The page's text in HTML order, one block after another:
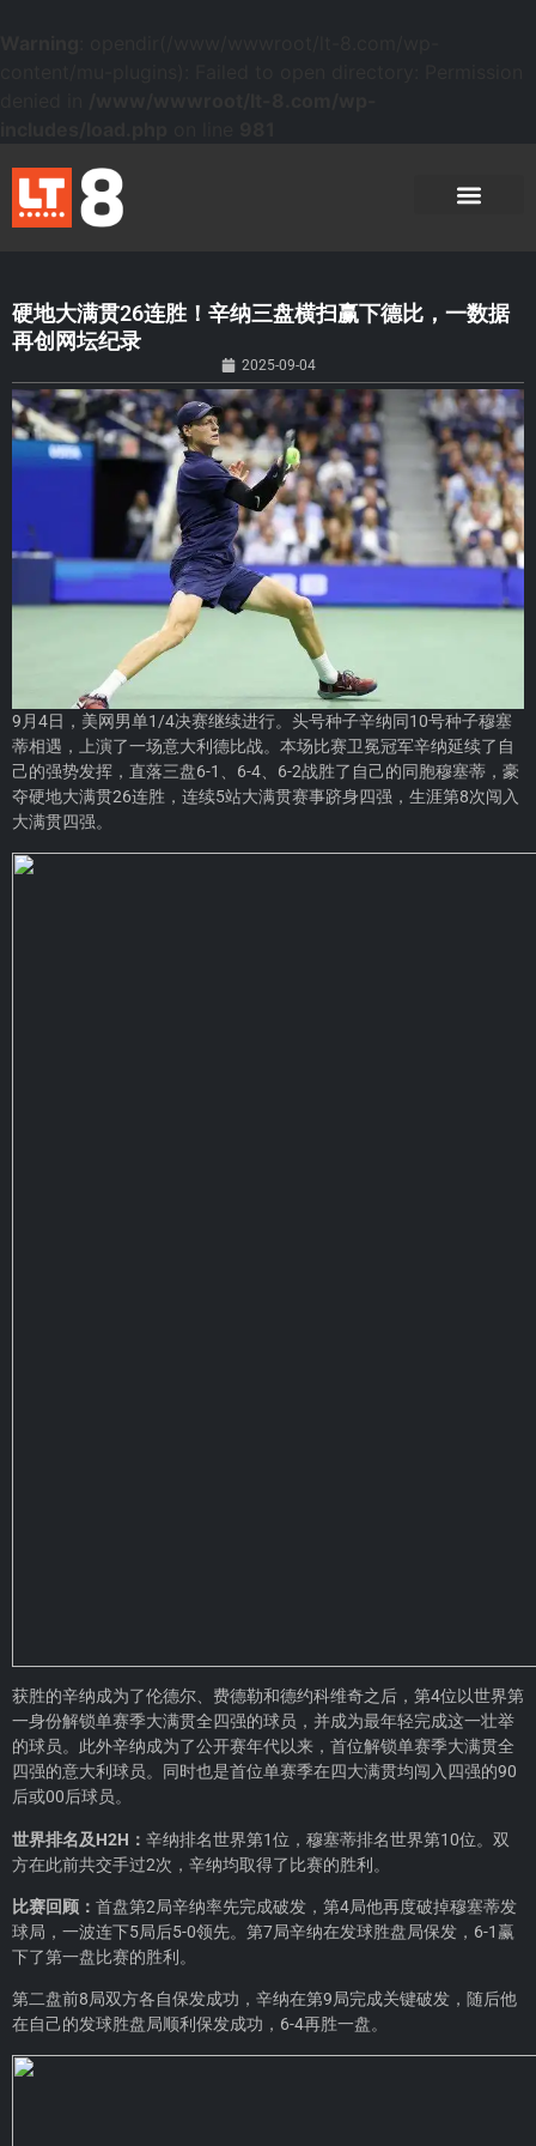
硬地大满贯26连胜！辛纳三盘横扫赢下德比，一数据
再创网坛纪录
2025-09-04
9月4日，美网男单1/4决赛继续进行。头号种子辛纳同10号种子穆塞
蒂相遇，上演了一场意大利德比战。本场比赛卫冕冠军辛纳延续了自
己的强势发挥，直落三盘6-1、6-4、6-2战胜了自己的同胞穆塞蒂，豪
夺硬地大满贯26连胜，连续5站大满贯赛事跻身四强，生涯第8次闯入
大满贯四强。
获胜的辛纳成为了伦德尔、费德勒和德约科维奇之后，第4位以世界第
一身份解锁单赛季大满贯全四强的球员，并成为最年轻完成这一壮举
的球员。此外辛纳成为了公开赛年代以来，首位解锁单赛季大满贯全
四强的意大利球员。同时也是首位单赛季在四大满贯均闯入四强的90
后或00后球员。
世界排名及H2H： 辛纳排名世界第1位，穆塞蒂排名世界第10位。双
方在此前共交手过2次，辛纳均取得了比赛的胜利。
比赛回顾： 首盘第2局辛纳率先完成破发，第4局他再度破掉穆塞蒂发
球局，一波连下5局后5-0领先。第7局辛纳在发球胜盘局保发，6-1赢
下了第一盘比赛的胜利。
第二盘前8局双方各自保发成功，辛纳在第9局完成关键破发，随后他
在自己的发球胜盘局顺利保发成功，6-4再胜一盘。